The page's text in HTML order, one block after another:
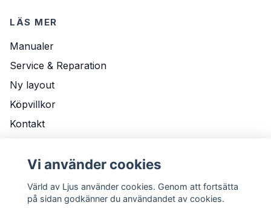
LÄS MER
Manualer
Service & Reparation
Ny layout
Köpvillkor
Kontakt
Leveransvillkor
Vi använder cookies
Värld av Ljus använder cookies. Genom att fortsätta
på sidan godkänner du användandet av cookies.